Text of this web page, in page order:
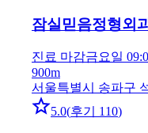
잠실믿음정형외
진료 마감금요일
900m
서울특별시 송파구
5.0(후기 110)